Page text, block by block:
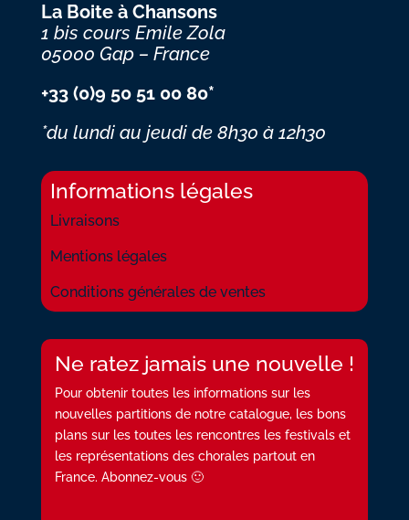
La Boite à Chansons
1 bis cours Emile Zola
05000 Gap – France
+33 (0)9 50 51 00 80*
*du lundi au jeudi de 8h30 à 12h30
Informations légales
Livraisons
Mentions légales
Conditions générales de ventes
Ne ratez jamais une nouvelle !
Pour obtenir toutes les informations sur les
nouvelles partitions de notre catalogue, les bons
plans sur les toutes les rencontres les festivals et
les représentations des chorales partout en
France. Abonnez-vous 🙂